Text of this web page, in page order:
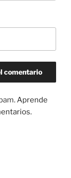
Aprende